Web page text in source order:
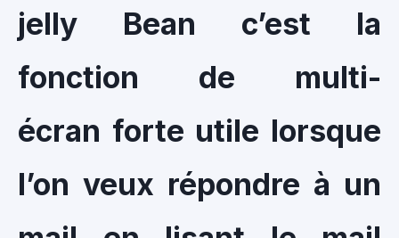
jelly Bean c’est la
fonction de multi-
écran forte utile lorsque
l’on veux répondre à un